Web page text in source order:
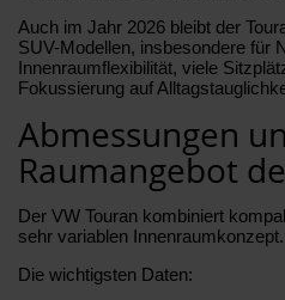
Auch im Jahr 2026 bleibt der
SUV-Modellen, insbesondere für
Innenraumflexibilität, viele
Fokussierung auf
Abmessungen
Raumangebot
Der VW Touran kombiniert
sehr variablen Innenraumkonzept.
Die wichtigsten Daten: